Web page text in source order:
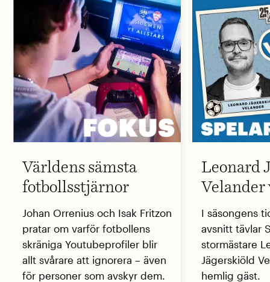
Världens sämsta
fotbollsstjärnor
Johan Orrenius och Isak Fritzon
pratar om varför fotbollens
skräniga Youtubeprofiler blir
allt svårare att ignorera – även
för personer som avskyr dem.
Leonard
Velander
I säsongens
avsnitt tävlar
stormästare
Jägerskiöld
hemlig gäst.